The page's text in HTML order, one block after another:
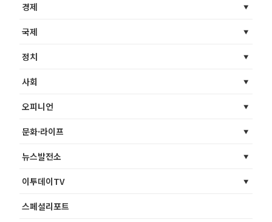
경제
국제
정치
사회
오피니언
문화·라이프
뉴스발전소
이투데이TV
스페셜리포트